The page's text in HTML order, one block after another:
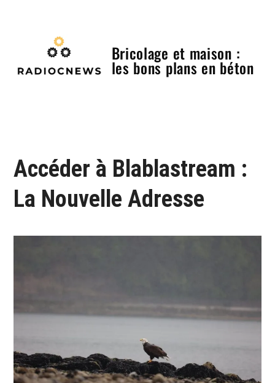
Bricolage et maison :
les bons plans en béton
Accéder à Blablastream :
La Nouvelle Adresse